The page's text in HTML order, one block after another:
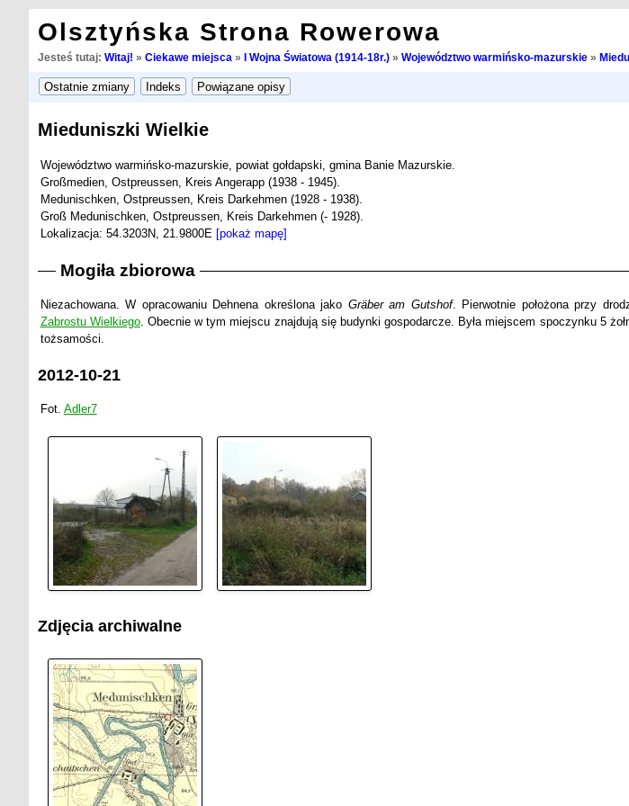
Olsztyńska Strona Rowerowa
Jesteś tutaj: Witaj! » Ciekawe miejsca » I Wojna Światowa (1914-18r.)» Województwo warmińsko-mazurskie»
Mieduniszki Wielkie
Województwo warmińsko-mazurskie, powiat gołdapski, gmina Banie Mazurskie.
Großmedien, Ostpreussen, Kreis Angerapp (1938 - 1945).
Medunischken, Ostpreussen, Kreis Darkehmen (1928 - 1938).
Groß Medunischken, Ostpreussen, Kreis Darkehmen (- 1928).
Lokalizacja: 54.3203N, 21.9800E [pokaż mapę]
Mogiła zbiorowa
Niezachowana. W opracowaniu Dehnena określona jako Gräber am Gutshof. Pierwotnie położona przy
Zabrostu Wielkiego. Obecnie w tym miejscu znajdują się budynki gospodarcze. Była miejscem spoczynku 5
tożsamości.
2012-10-21
Fot. Adler7
Zdjęcia archiwalne